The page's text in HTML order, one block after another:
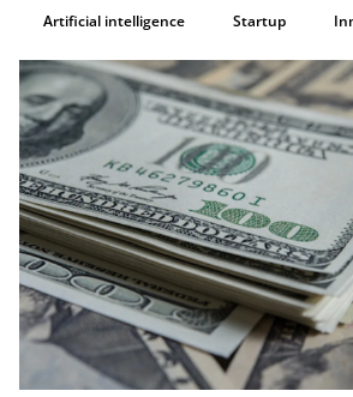
Artificial intelligence Startup